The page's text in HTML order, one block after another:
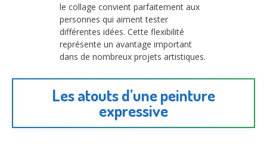
le collage convient parfaitement aux
personnes qui aiment tester
différentes idées. Cette flexibilité
représente un avantage important
dans de nombreux projets artistiques.
Les atouts d’une peinture
expressive